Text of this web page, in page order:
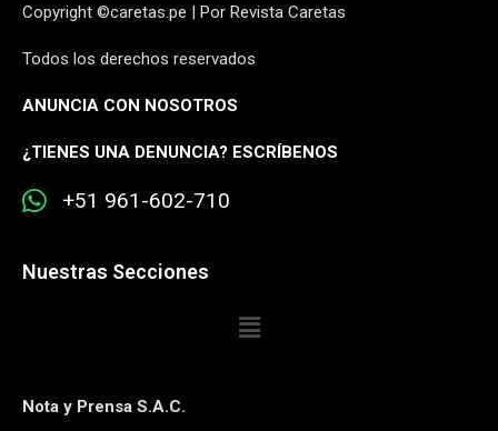
Copyright ©caretas.pe | Por Revista Caretas
Todos los derechos reservados
ANUNCIA CON NOSOTROS
¿TIENES UNA DENUNCIA? ESCRÍBENOS
+51 961-602-710
Nuestras Secciones
Nota y Prensa S.A.C.